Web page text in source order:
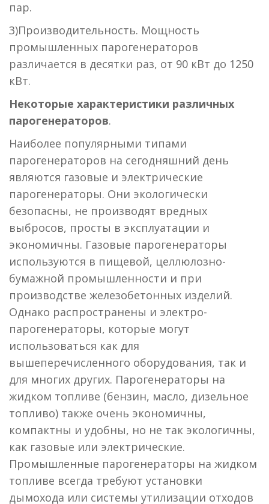
пар.
3)Производительность. Мощность
промышленных парогенераторов
различается в десятки раз, от 90 кВт до 1250
кВт.
Некоторые характеристики различных
парогенераторов.
Наиболее популярными типами
парогенераторов на сегодняшний день
являются газовые и электрические
парогенераторы. Они экологически
безопасны, не производят вредных
выбросов, просты в эксплуатации и
экономичны. Газовые парогенераторы
используются в пищевой, целлюлозно-
бумажной промышленности и при
производстве железобетонных изделий.
Однако распространены и электро-
парогенераторы, которые могут
использоваться как для
вышеперечисленного оборудования, так и
для многих других. Парогенераторы на
жидком топливе (бензин, масло, дизельное
топливо) также очень экономичны,
компактны и удобны, но не так экологичны,
как газовые или электрические.
Промышленные парогенераторы на жидком
топливе всегда требуют установки
дымохода или системы утилизации отходов